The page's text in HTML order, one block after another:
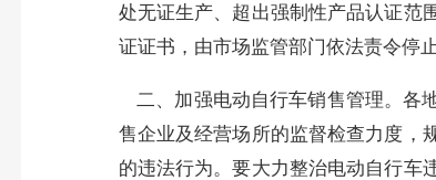
处无证生产、超出强制性产品认证范
证证书，由市场监管部门依法责令停
二、加强电动自行车销售管理。各
售企业及经营场所的监督检查力度，
的违法行为。要大力整治电动自行车